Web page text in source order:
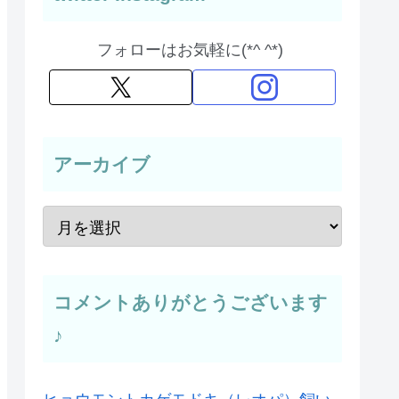
フォローはお気軽に(*^ ^*)
アーカイブ
コメントありがとうございます
♪